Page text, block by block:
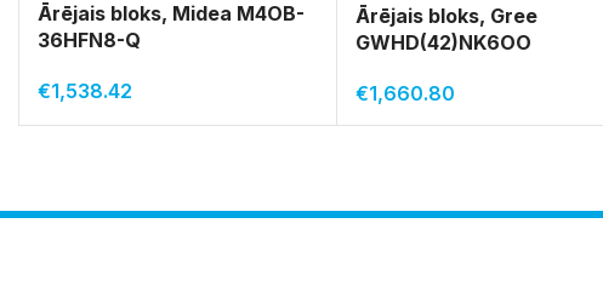
Ārējais bloks, Midea M4OB-
36HFN8-Q
€1,538.42
Ārējais bloks, Gree
GWHD(42)NK6OO
€1,660.80